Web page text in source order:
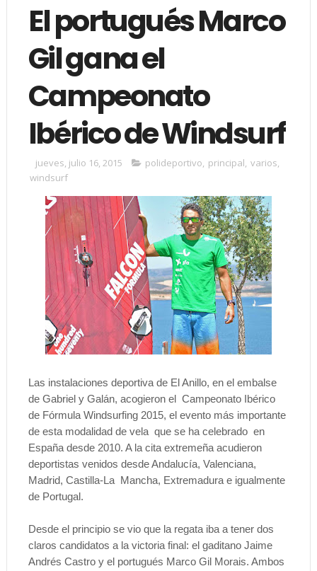
El portugués Marco
Gil gana el
Campeonato
Ibérico de Windsurf
jueves, julio 16, 2015 polideportivo, principal, varios,
windsurf
Las instalaciones deportiva de El Anillo, en el embalse
de Gabriel y Galán, acogieron el Campeonato Ibérico
de Fórmula Windsurfing 2015, el evento más importante
de esta modalidad de vela que se ha celebrado en
España desde 2010. A la cita extremeña acudieron
deportistas venidos desde Andalucía, Valenciana,
Madrid, Castilla-La Mancha, Extremadura e igualmente
de Portugal.
Desde el principio se vio que la regata iba a tener dos
claros candidatos a la victoria final: el gaditano Jaime
Andrés Castro y el portugués Marco Gil Morais. Ambos